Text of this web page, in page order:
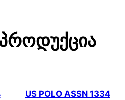
Პროდუქცია
US POLO ASSN 1334